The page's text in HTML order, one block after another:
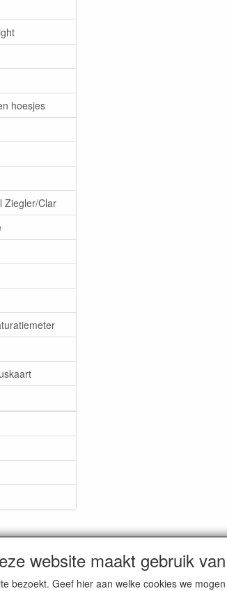
hoesjes
Ziegler/Clar
website maakt gebruik
bezoekt. Geef hier aan welke cookies we